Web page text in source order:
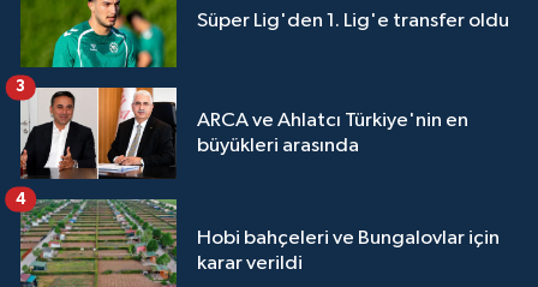
Süper Lig'den 1. Lig'e transfer oldu
ARCA ve Ahlatcı Türkiye'nin en
büyükleri arasında
3
Hobi bahçeleri ve Bungalovlar için
karar verildi
4